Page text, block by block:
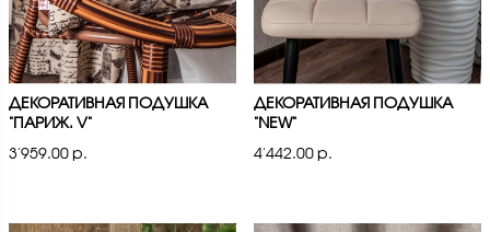
ДЕКОРАТИВНАЯ ПОДУШКА
"ПАРИЖ. V"
3'959.00 р.
ДЕКОРАТИВНАЯ ПОДУШКА
"NEW"
4'442.00 р.